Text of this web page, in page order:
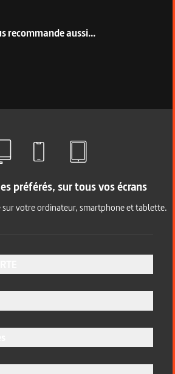
recommande aussi...
préférés, sur tous vos écrans
sur votre ordinateur, smartphone et tablette.